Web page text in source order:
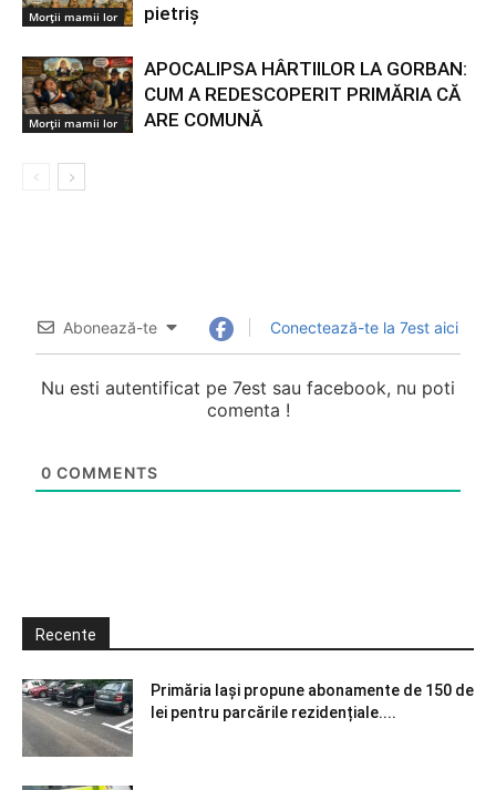
Morții mamii lor
pietriș
Morții mamii lor
APOCALIPSA HÂRTIILOR LA GORBAN:
CUM A REDESCOPERIT PRIMĂRIA CĂ
ARE COMUNĂ
Abonează-te Conectează-te la 7est aici
Nu esti autentificat pe 7est sau facebook, nu poti
comenta !
0 COMMENTS
Recente
Primăria Iași propune abonamente de 150 de
lei pentru parcările rezidențiale....